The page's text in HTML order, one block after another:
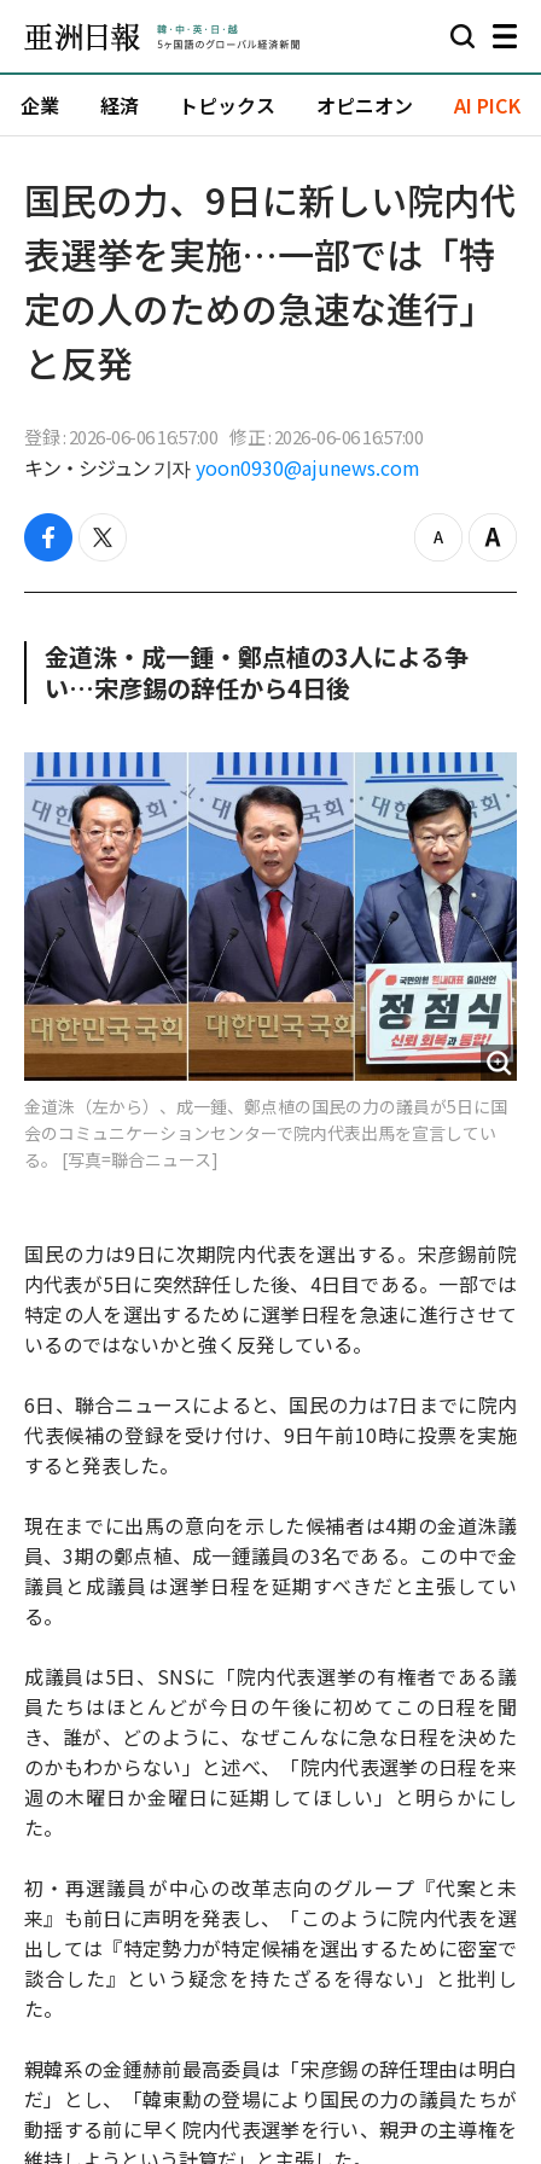
企業 経済 トピックス オピニオン AI PICK
国民の力、9日に新しい院内代
表選挙を実施…一部では「特
定の人のための急速な進行」
と反発
登録 : 2026-06-06 16:57:00 修正 : 2026-06-06 16:57:00
キン・シジュン 기자 yoon0930@ajunews.com
f
c
o
o
t
i
e
r
z
o
u
Z
o
金道洙・成一鍾・鄭点植の3人による争
い…宋彦錫の辞任から4日後
金道洙（左から）、成一鍾、鄭点植の国民の力の議員が5日に国
会のコミュニケーションセンターで院内代表出馬を宣言してい
る。 [写真=聯合ニュース]
国民の力は9日に次期院内代表を選出する。宋彦錫前院
内代表が5日に突然辞任した後、4日目である。一部では
特定の人を選出するために選挙日程を急速に進行させて
いるのではないかと強く反発している。
6日、聯合ニュースによると、国民の力は7日までに院内
代表候補の登録を受け付け、9日午前10時に投票を実施
すると発表した。
現在までに出馬の意向を示した候補者は4期の金道洙議
員、3期の鄭点植、成一鍾議員の3名である。この中で金
議員と成議員は選挙日程を延期すべきだと主張してい
る。
成議員は5日、SNSに「院内代表選挙の有権者である議
員たちはほとんどが今日の午後に初めてこの日程を聞
き、誰が、どのように、なぜこんなに急な日程を決めた
のかもわからない」と述べ、「院内代表選挙の日程を来
週の木曜日か金曜日に延期してほしい」と明らかにし
た。
初・再選議員が中心の改革志向のグループ『代案と未
来』も前日に声明を発表し、「このように院内代表を選
出しては『特定勢力が特定候補を選出するために密室で
談合した』という疑念を持たざるを得ない」と批判し
た。
親韓系の金鍾赫前最高委員は「宋彦錫の辞任理由は明白
だ」とし、「韓東勳の登場により国民の力の議員たちが
動揺する前に早く院内代表選挙を行い、親尹の主導権を